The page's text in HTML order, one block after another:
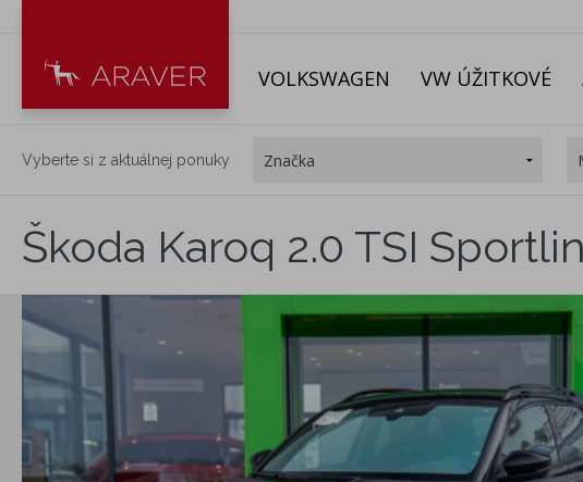
VOLKSWAGEN VW ÚŽITKOVÉ
Vyberte si z aktuálnej ponuky
Škoda Karoq 2.0 TSI